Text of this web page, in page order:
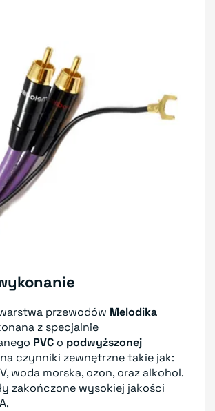
przewodów Melodika
z specjalnie
PVC o podwyższonej
na czynniki zewnętrzne takie jak:
woda morska, ozon, oraz alkohol.
zakończone wysokiej jakości